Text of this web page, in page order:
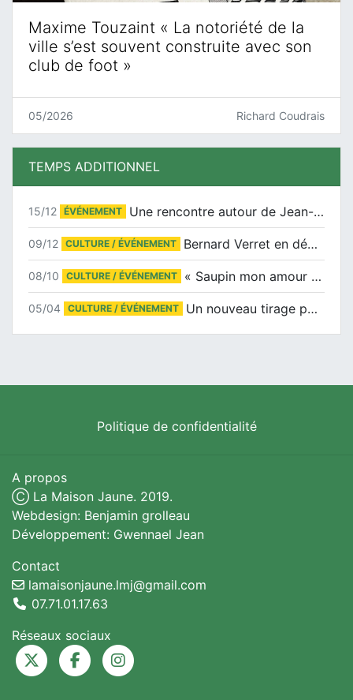
Maxime Touzaint « La notoriété de la
ville s’est souvent construite avec son
club de foot »
05/2026 Richard Coudrais
TEMPS ADDITIONNEL
15/12 ÉVÉNEMENT Une rencontre autour de Jean-Claude Suaudeau
09/12 CULTURE / ÉVÉNEMENT Bernard Verret en dédicaces le samedi 13 décembre à l’Espace Culturel Atlantis
08/10 CULTURE / ÉVÉNEMENT « Saupin mon amour » au salon du livre de Trentemoult
05/04 CULTURE / ÉVÉNEMENT Un nouveau tirage pour le Docu-BD
Politique de confidentialité
A propos
Ⓒ La Maison Jaune. 2019.
Webdesign: Benjamin grolleau
Développement: Gwennael Jean
Contact
lamaisonjaune.lmj@gmail.com
07.71.01.17.63
Réseaux sociaux